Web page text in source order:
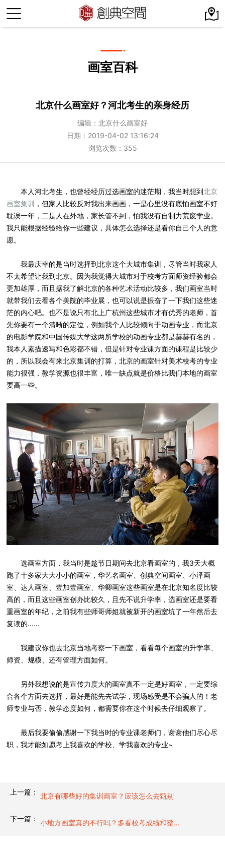
画室百科
北京什么画室好？河北考生的亲身经历
编辑：北京什么画室好
日期：2019-04-02 13:16:24
浏览次数：355
本人河北考生，也曾经经历过选画室的迷茫期，我当时想到北京
画室集训 ，但家人比较反对我出来画画，一是心里没有底怕画室不好
耽误一年，二是人在外地，家长管不到，怕我没有自制力荒废学业。
我只能根据经验给你一些建议，具体怎么选择还是看你自己个人的意
愿。
我最庆幸的是当时选择到北京这个大城市集训，尽管当时我家人
不太希望让我到北京。因为我觉得大城市对于校考方面师资经验都会
更加雄厚，而且据我了解北京的各种艺术活动比较多，我们画室当时
就带我们去看各个美院的毕业展，也可以说是振奋了一下我们这些迷
茫的内心吧。也不是说只有北上广杭州这些城市才有优秀的老师，首
先你要有一个清晰的定位，例如我个人比较倾向于动画专业，而北京
的电影学院和中国传媒大学这两所学校的动画专业都是赫赫有名的，
我本人素描速写和色彩都不错，但是针对专业课方面的课程是比较少
的，所以我会有来北京集训的打算，北京的画室针对美术校考的专业
能力很强，教学资源也很丰富，唯一缺点就是价格比我们本地的画室
要高一些。
选画室方面，我当时是趁节日期间去北京看画室的，我3天大概
跑了十多家大大小小的画室，华艺名画室、创典空间画室、小泽画
室、达人画室、壹加壹画室、华卿画室这些画室是在北京知名度比较
高的，而且这些画室创办比较久，且先不说升学率，选画室还是要看
重画室的年纪，之前我有些师哥师姐就被新开的画室坑了一年然后去
复读的......
我建议你也去北京当地考察一下画室，看看每个画室的升学率、
师资、规模、还有管理方面如何。
另外我想说的是宣传力度大的画室真不一定是好画室，一定要综
合各个方面去选择，最好是能先去试学，现场感受是不会骗人的！老
师专业与否，教学态度如何，都需要你在这个时候去仔细观察了。
最后我要偷偷感谢一下我当时的专业课老师们，谢谢他们尽心尽
职，我才能如愿考上我喜欢的学校、学我喜欢的专业~
上一篇： 北京有哪些好的集训画室？应该怎么去甄别
下一篇： 小地方画室真的不行吗？多看校考成绩和整体率